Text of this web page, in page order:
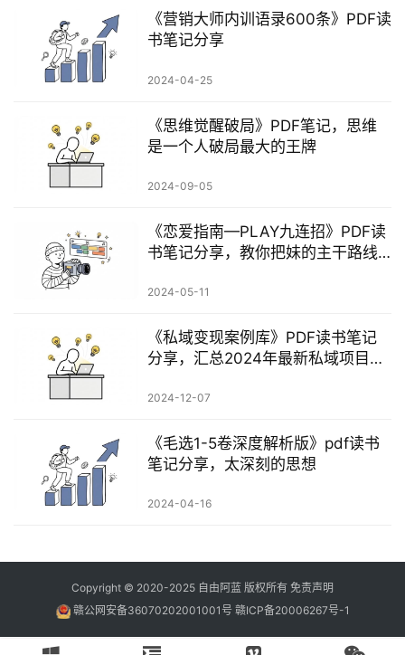
《营销大师内训语录600条》PDF读
书笔记分享
2024-04-25
《思维觉醒破局》PDF笔记，思维
是一个人破局最大的王牌
2024-09-05
《恋爱指南—PLAY九连招》PDF读
书笔记分享，教你把妹的主干路线
2024-05-11
《私域变现案例库》PDF读书笔记
分享，汇总2024年最新私域项目案
2024-12-07
《毛选1-5卷深‮解度‬‎析版》pdf读书
笔记分享，太深刻的思想
2024-04-16
Copyright © 2020-2025 自由阿蓝 版权所有 免责声明
赣公网安备36070202001001号 赣ICP备20006267号-1